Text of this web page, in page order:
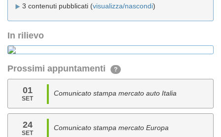
3 contenuti pubblicati (visualizza/nascondi)
In rilievo
Prossimi appuntamenti ?
01
SET
Comunicato stampa mercato auto Italia
24
SET
Comunicato stampa mercato Europa